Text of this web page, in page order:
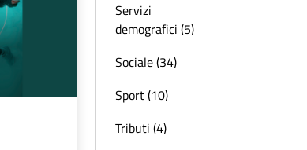
Servizi
demografici (5)
Sociale (34)
Sport (10)
Tributi (4)